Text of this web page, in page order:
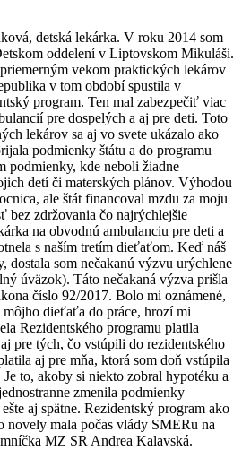
detská lekárka. V roku 2014 som
oddelení v Liptovskom Mikuláši.
vekom praktických lekárov
v tom období spustila v
program. Ten mal zabezpečiť viac
pre dospelých a aj pre deti. Toto
lekárov sa aj vo svete ukázalo ako
podmienky štátu a do programu
podmienky, kde neboli žiadne
detí či materských plánov. Výhodou
ale štát financoval mzdu za moju
bez zdržovania čo najrýchlejšie
na obvodnú ambulanciu pre deti a
s naším tretím dieťaťom. Keď náš
dostala som nečakanú výzvu urýchlene
úväzok). Táto nečakaná výzva prišla
číslo 92/2017. Bolo mi oznámené,
dieťaťa do práce, hrozí mi
Rezidentského programu platila
pre tých, čo vstúpili do rezidentského
aj pre mňa, ktorá som doň vstúpila
to, akoby si niekto zobral hypotéku a
zmenila podmienky
aj spätne. Rezidentský program ako
novely mala počas vlády SMERu na
MZ SR Andrea Kalavská.